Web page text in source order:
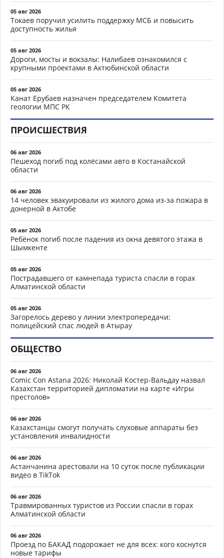
05 авг 2026
Токаев поручил усилить поддержку МСБ и повысить
доступность жилья
05 авг 2026
Дороги, мосты и вокзалы: Налибаев ознакомился с
крупными проектами в Актюбинской области
05 авг 2026
Канат Ерубаев назначен председателем Комитета
геологии МПС РК
ПРОИСШЕСТВИЯ
06 авг 2026
Пешеход погиб под колёсами авто в Костанайской
области
06 авг 2026
14 человек эвакуировали из жилого дома из-за пожара в
донерной в Актобе
05 авг 2026
Ребёнок погиб после падения из окна девятого этажа в
Шымкенте
05 авг 2026
Пострадавшего от камнепада туриста спасли в горах
Алматинской области
05 авг 2026
Загорелось дерево у линии электропередачи:
полицейский спас людей в Атырау
ОБЩЕСТВО
06 авг 2026
Comic Con Astana 2026: Николай Костер-Вальдау назвал
Казахстан территорией дипломатии на карте «Игры
престолов»
06 авг 2026
Казахстанцы смогут получать слуховые аппараты без
установления инвалидности
06 авг 2026
Астанчанина арестовали на 10 суток после публикации
видео в TikTok
06 авг 2026
Травмированных туристов из России спасли в горах
Алматинской области
06 авг 2026
Проезд по БАКАД подорожает не для всех: кого коснутся
новые тарифы